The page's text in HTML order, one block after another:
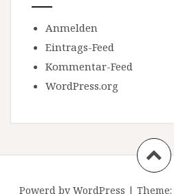
Anmelden
Eintrags-Feed
Kommentar-Feed
WordPress.org
Powerd by WordPress | Theme: